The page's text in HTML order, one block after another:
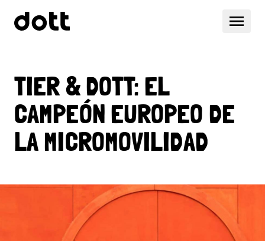
TIER & DOTT: EL
CAMPEÓN EUROPEO DE
LA MICROMOVILIDAD